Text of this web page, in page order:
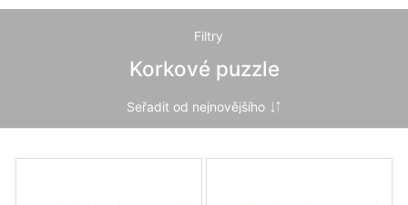
Filtry
Korkové puzzle